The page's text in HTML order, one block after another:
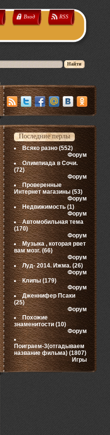
Вход RSS
Последние перлы
Всяко разно (552)
Форум
Олимпиада в Сочи.
(72)
Форум
Проверенные
Интернет магазины (53)
Форум
Недвижимость (1)
Форум
Автомобильная тема
(170)
Форум
Музыка , которая рвет
вам мозг. (66)
Форум
Луд- 2014. Ижма. (26)
Форум
Клипы (179)
Форум
Дженнифер Псаки
(25)
Форум
Похожие
знаменитости (10)
Форум
Поиграем-3(отгадываем
название фильма) (1807)
Игры